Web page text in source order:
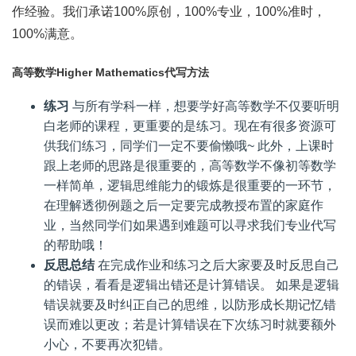
作经验。我们承诺100%原创，100%专业，100%准时，
100%满意。
高等数学Higher Mathematics代写方法
练习 与所有学科一样，想要学好高等数学不仅要听明
白老师的课程，更重要的是练习。现在有很多资源可
供我们练习，同学们一定不要偷懒哦~ 此外，上课时
跟上老师的思路是很重要的，高等数学不像初等数学
一样简单，逻辑思维能力的锻炼是很重要的一环节，
在理解透彻例题之后一定要完成教授布置的家庭作
业，当然同学们如果遇到难题可以寻求我们专业代写
的帮助哦！
反思总结在完成作业和练习之后大家要及时反思自己
的错误，看看是逻辑出错还是计算错误。 如果是逻辑
错误就要及时纠正自己的思维，以防形成长期记忆错
误而难以更改；若是计算错误在下次练习时就要额外
小心，不要再次犯错。